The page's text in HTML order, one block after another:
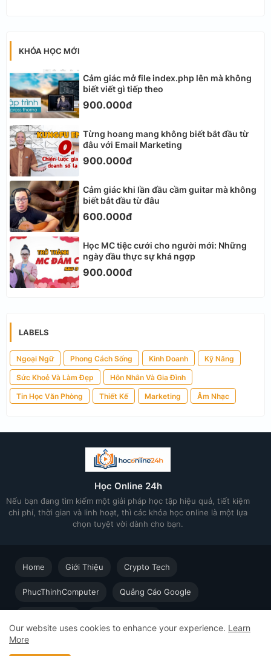
KHÓA HỌC MỚI
Cảm giác mở file index.php lên mà không
biết viết gì tiếp theo
900.000đ
Từng hoang mang không biết bắt đầu từ
đâu với Email Marketing
900.000đ
Cảm giác khi lần đầu cầm guitar mà không
biết bắt đầu từ đâu
600.000đ
Học MC tiệc cưới cho người mới: Những
ngày đầu thực sự khá ngợp
900.000đ
LABELS
Ngoại Ngữ Phong Cách Sống Kinh Doanh Kỹ Năng
Sức Khoẻ Và Làm Đẹp Hôn Nhân Và Gia Đình
Tin Học Văn Phòng Thiết Kế Marketing Âm Nhạc
Học Online 24h
Nếu bạn đang tìm kiếm một giải pháp học tập hiệu quả, tiết kiệm
chi phí, thời gian và linh hoạt, thì các khóa học online là một lựa
chọn tuyệt vời dành cho bạn.
Học Online cùng Chuyên gia - Khóa học trực tuyến dành cho
Home Giới Thiệu Crypto Tech
PhucThinhComputer Quảng Cáo Google
Our website uses cookies to enhance your experience. Learn
More